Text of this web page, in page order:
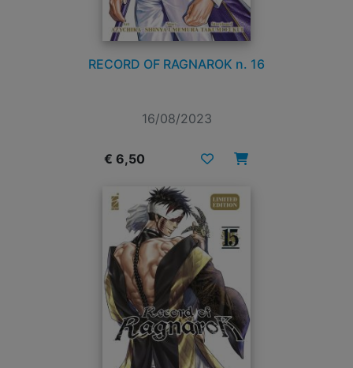
RECORD OF RAGNAROK n. 16
16/08/2023
€ 6,50